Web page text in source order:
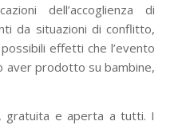
dell’accoglienza di
da situazioni di conflitto,
effetti che l’evento
aver prodotto su bambine,
gratuita e aperta a tutti. I